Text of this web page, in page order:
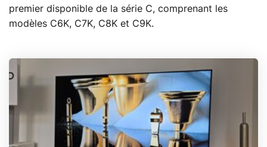
premier disponible de la série C, comprenant les
modèles C6K, C7K, C8K et C9K.